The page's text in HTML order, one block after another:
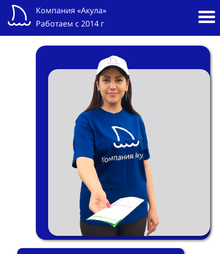
Компания «Акула»
Работаем с 2014 г